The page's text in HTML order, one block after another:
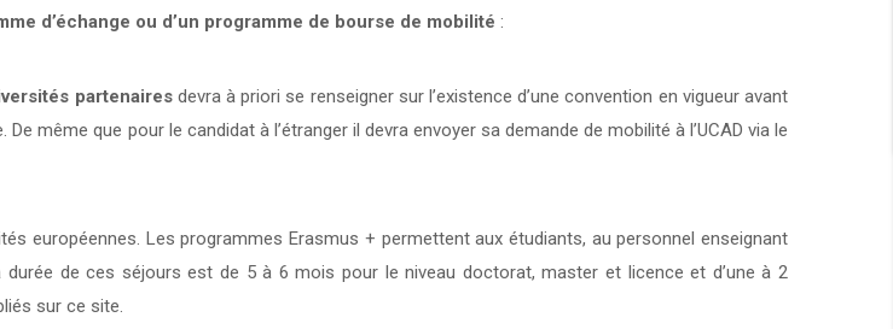
d’échange ou d’un programme de bourse de mobilité :
partenairesdevra à priori se renseigner sur l’existence d’une convention en vigueur avant
même que pour le candidat à l’étranger il devra envoyer sa demande de mobilité à l’UCAD via le
européennes. Les programmes Erasmus + permettent aux étudiants, au personnel enseignant
de ces séjours est de 5 à 6 mois pour le niveau doctorat, master et licence et d’une à 2
sur ce site.